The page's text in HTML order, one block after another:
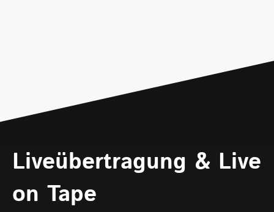
Liveübertragung & Live
on Tape